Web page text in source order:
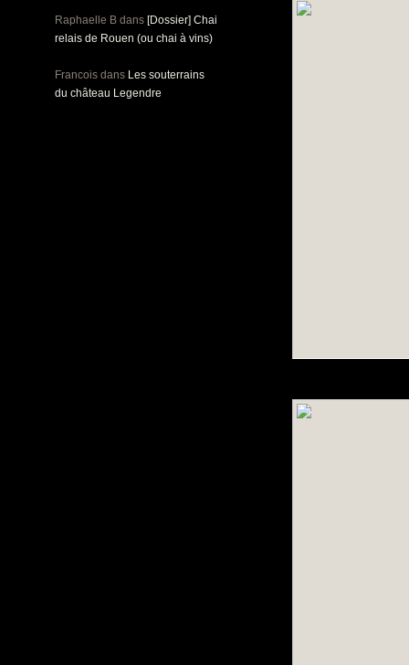
Raphaelle B dans [Dossier] Chai
relais de Rouen (ou chai à vins)
Francois dans Les souterrains
du château Legendre